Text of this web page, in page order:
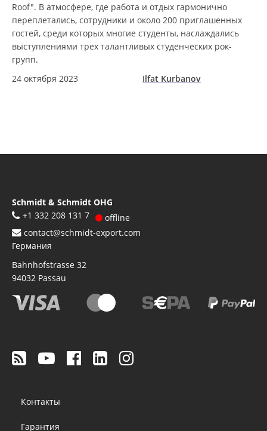
Roof". В атмосфере, где работа и отдых гармонично
переплетались, сотрудники и около 200 приглашенных
гостей, среди которых многие студенты, наслаждались
выступлениями трех талантливых студенческих рок-
групп.
24 октября 2023
Ilfat Kurbanov
Schmidt & Schmidt OHG
+1 332 208 131 7
offline
contact@schmidt-export.com
Германия
Bahnhofstrasse 32
94032 Passau
menu
Контакты
Гарантия